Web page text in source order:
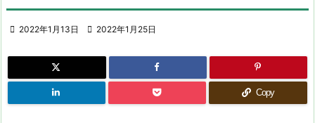
 2022年1月13日  2022年1月25日
Copy